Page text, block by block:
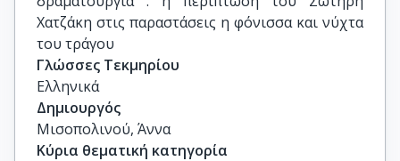
Χατζάκη στις παραστάσεις η φόνισσα και νύχτα
του τράγου
Γλώσσες Τεκμηρίου
Ελληνικά
Δημιουργός
Μισοπολινού, Άννα
Κύρια θεματική κατηγορία